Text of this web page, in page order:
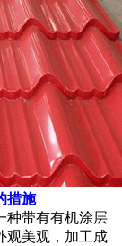
措施
种带有有机涂层
观美观，加工成